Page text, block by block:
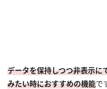
データを保持しつつ非表示
みたい時におすすめの機能で